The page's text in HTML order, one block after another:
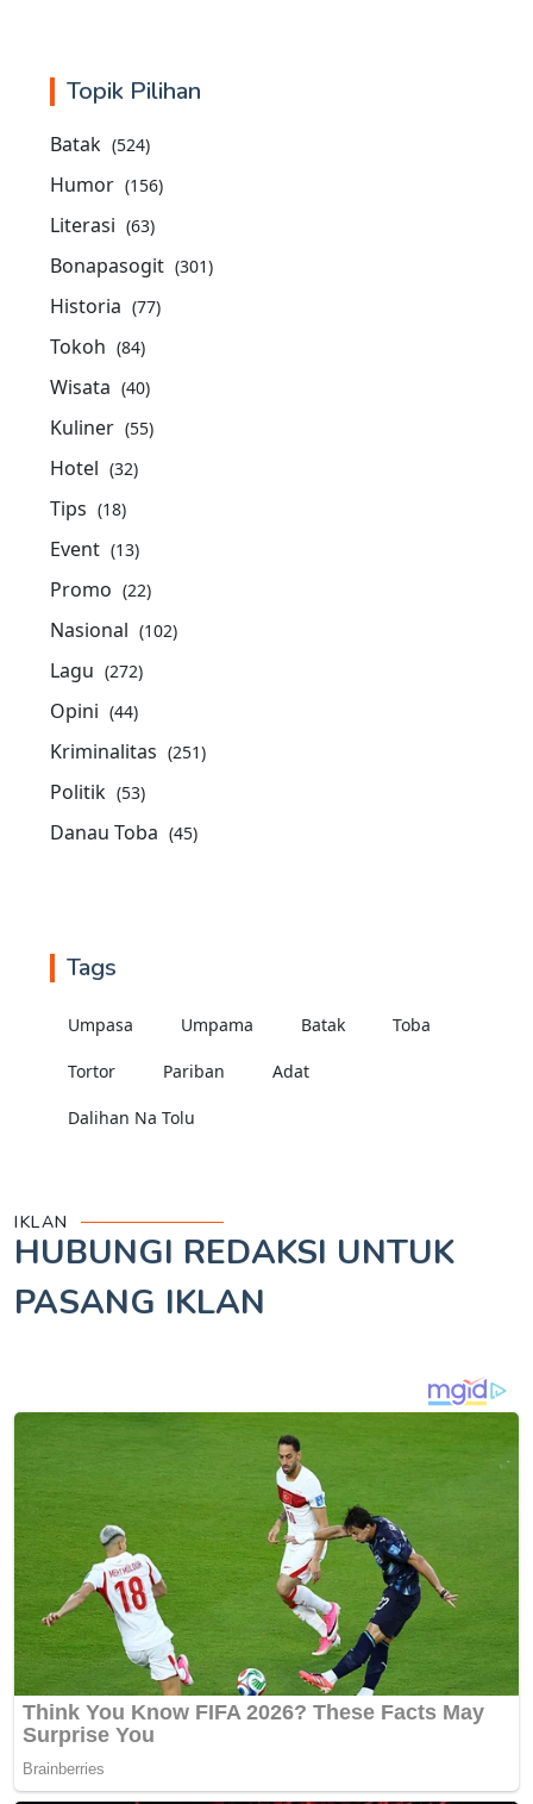
Topik Pilihan
Batak (524)
Humor (156)
Literasi (63)
Bonapasogit (301)
Historia (77)
Tokoh (84)
Wisata (40)
Kuliner (55)
Hotel (32)
Tips (18)
Event (13)
Promo (22)
Nasional (102)
Lagu (272)
Opini (44)
Kriminalitas (251)
Politik (53)
Danau Toba (45)
Tags
Umpasa Umpama Batak Toba
Tortor Pariban Adat
Dalihan Na Tolu
IKLAN
HUBUNGI REDAKSI UNTUK
PASANG IKLAN